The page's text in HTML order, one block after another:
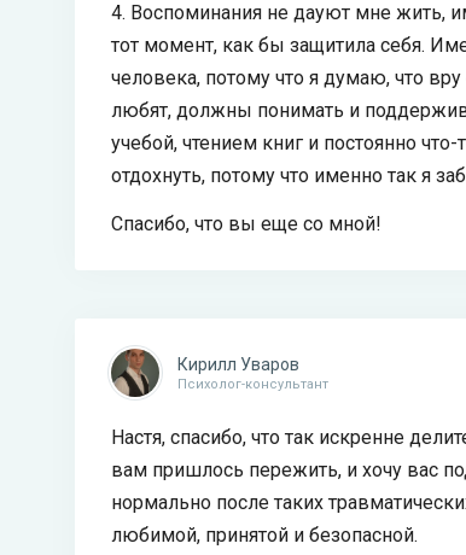
4. Воспоминания не дауют мне жить,
тот момент, как бы защитила себя.
человека, потому что я думаю, что
любят, должны понимать и
учебой, чтением книг и постоянно
отдохнуть, потому что именно так я
Спасибо, что вы еще со мной!
Кирилл Уваров
Психолог-консультант
Настя, спасибо, что так искренне
вам пришлось пережить, и хочу вас
нормально после таких
любимой, принятой и безопасной.